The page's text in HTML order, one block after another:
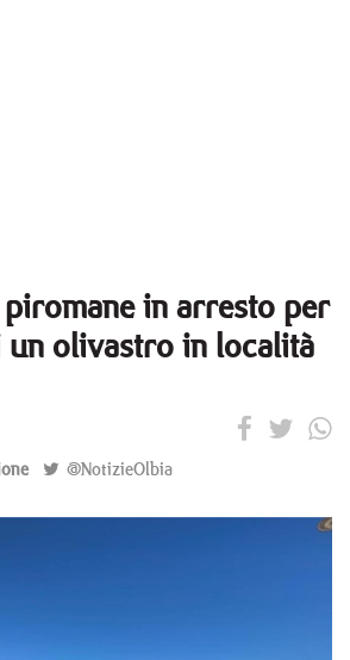
in arresto per
olivastro in località
@NotizieOlbia